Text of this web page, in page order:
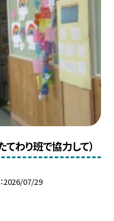
てわり班で協力して）
2026/07/29